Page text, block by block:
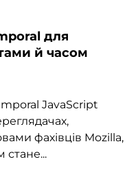
для
й часом
JavaScript
фахівців Mozilla,